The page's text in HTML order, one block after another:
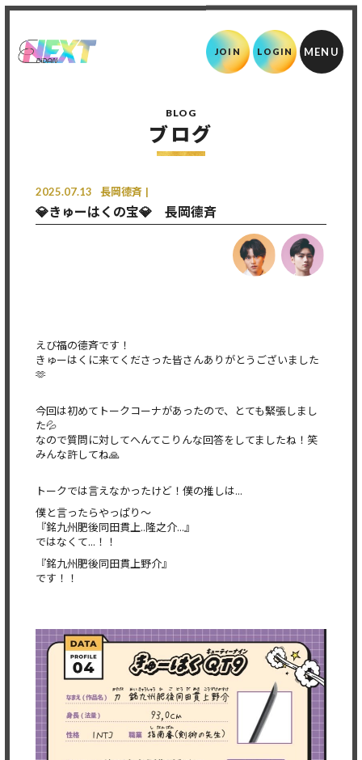
JOIN LOGIN
BLOG
ブログ
2025.07.13 長岡德斉
💎きゅーはくの宝💎 長岡德斉
えび福の德斉です！
きゅーはくに来てくださった皆さんありがとうございました
🫶
今回は初めてトークコーナがあったので、とても緊張しまし
た💦
なので質問に対してへんてこりんな回答をしてましたね！笑
みんな許してね🙏
トークでは言えなかったけど！僕の推しは...
僕と言ったらやっぱり〜
『銘九州肥後同田貫上..隆之介...』
ではなくて...！！
『銘九州肥後同田貫上野介』
です！！